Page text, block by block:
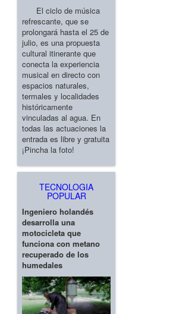
El ciclo de música
refrescante, que se
prolongará hasta el 25 de
julio, es una propuesta
cultural itinerante que
conecta la experiencia
musical en directo con
espacios naturales,
termales y localidades
históricamente
vinculadas al agua. En
todas las actuaciones la
entrada es libre y gratuita
¡Pincha la foto!
TECNOLOGIA
POPULAR
Ingeniero holandés
desarrolla una
motocicleta que
funciona con metano
recuperado de los
humedales